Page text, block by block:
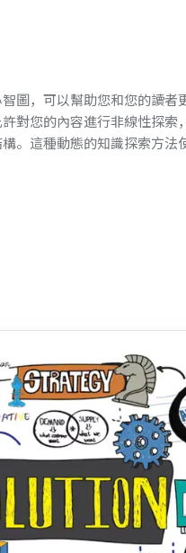
圖，可以幫助您和您的讀者
對您的內容進行非線性探索
。這種動態的知識探索方法